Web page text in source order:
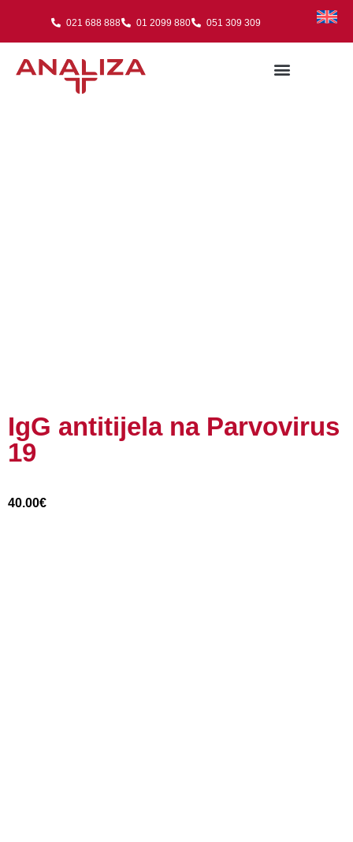
021 688 888 01 2099 880 051 309 309
IgG antitijela na Parvovirus
19
40.00€